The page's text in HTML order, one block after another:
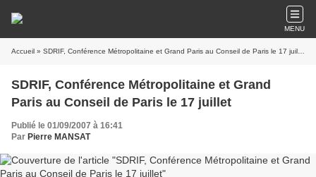
MENU
Accueil » SDRIF, Conférence Métropolitaine et Grand Paris au Conseil de Paris le 17 juillet
SDRIF, Conférence Métropolitaine et Grand
Paris au Conseil de Paris le 17 juillet
Publié le 01/09/2007 à 16:41
Par Pierre MANSAT